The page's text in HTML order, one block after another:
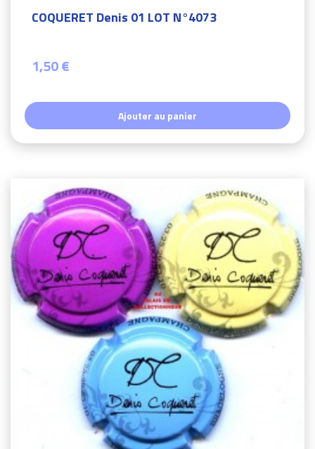
COQUERET Denis 01 LOT N°4073
1,50 €
Ajouter au panier